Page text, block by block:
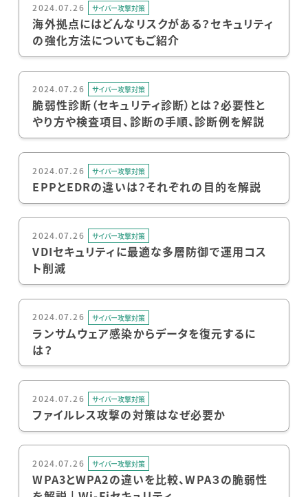
2024.07.26 サイバー攻撃対策
海外拠点にはどんなリスクがある？セキュリティ
の強化方法についてもご紹介
2024.07.26 サイバー攻撃対策
脆弱性診断（セキュリティ診断）とは？必要性と
やり方や検査項目、診断の手順、診断例を解説
2024.07.26 サイバー攻撃対策
EPPとEDRの違いは？それぞれの目的を解説
2024.07.26 サイバー攻撃対策
VDIセキュリティに最適な多層防御で運用コス
ト削減
2024.07.26 サイバー攻撃対策
ランサムウェア感染からデータを復元するに
は？
2024.07.26 サイバー攻撃対策
ファイルレス攻撃の対策はなぜ必要か
2024.07.26 サイバー攻撃対策
WPA3とWPA2の違いを比較、WPA３の脆弱性